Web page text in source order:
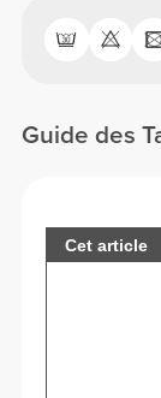
Guide des
Cet article